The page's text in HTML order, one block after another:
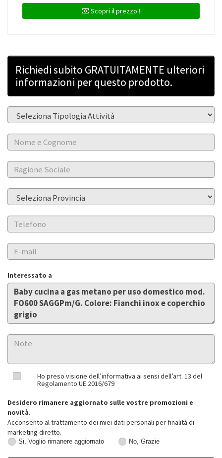
Scopri il prezzo !
Richiedi subito GRATUITAMENTE ulteriori
informazioni per questo prodotto.
Interessato a
Ho preso visione dell’informativa ai sensi dell’art. 13 del
Regolamento UE 2016/679
Desidero rimanere aggiornato sulle vostre promozioni e
novità.
Acconsento al trattamento dei miei dati personali per finalità di
marketing diretto.
Voglio
Si, Voglio rimanere aggiornato
Grazie
No, Grazie